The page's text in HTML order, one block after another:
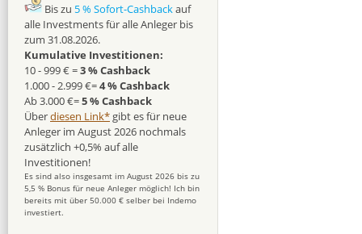
Bis zu 5 % Sofort-Cashbackauf
alle Investments für alle Anleger bis
zum 31.08.2026.
Kumulative Investitionen:
10 - 999 € =3 % Cashback
1.000 - 2.999 €=4 % Cashback
Ab 3.000 €=5 % Cashback
Überdiesen Link* gibt es für neue
Anleger im August 2026 nochmals
zusätzlich +0,5% auf alle
Investitionen!
Es sind also insgesamt im August 2026 bis zu
5,5 % Bonus für neue Anleger möglich! Ich bin
bereits mit über 50.000 € selber bei Indemo
investiert.